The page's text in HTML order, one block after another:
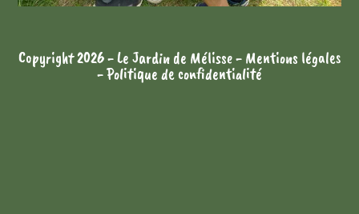
Copyright 2026 - Le Jardin de Mélisse - Mentions légales
-Politique de confidentialité